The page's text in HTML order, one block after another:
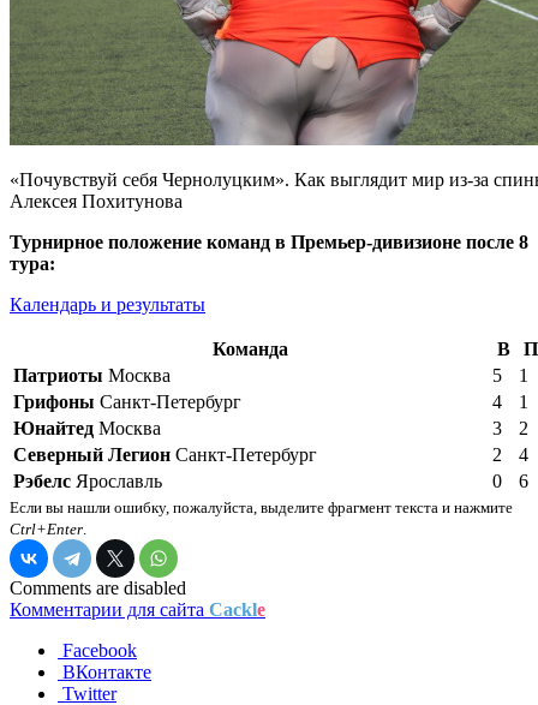
«Почувствуй себя Чернолуцким». Как выглядит мир из-за
Алексея Похитунова
Турнирное положение команд в Премьер-дивизионе после 8
тура:
Календарь и результаты
Команда В
П
Патриоты Москва 5
1
Грифоны Санкт-Петербург 4
1
Юнайтед Москва 3
2
Северный Легион Санкт-Петербург 2
4
Рэбелс Ярославль 0 6
Если вы нашли ошибку, пожалуйста, выделите фрагмент текста и нажмите
Ctrl+Enter
Comments are disabled
Комментарии для сайта Cackle
Facebook
ВКонтакте
Twitter